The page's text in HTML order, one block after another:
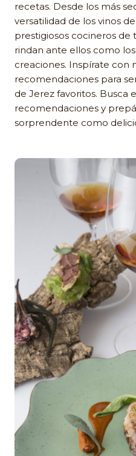
recetas. Desde los más
versatilidad de los vinos
prestigiosos cocineros de
rindan ante ellos como
creaciones. Inspírate con
recomendaciones para
de Jerez favoritos. Busca
recomendaciones y
sorprendente como